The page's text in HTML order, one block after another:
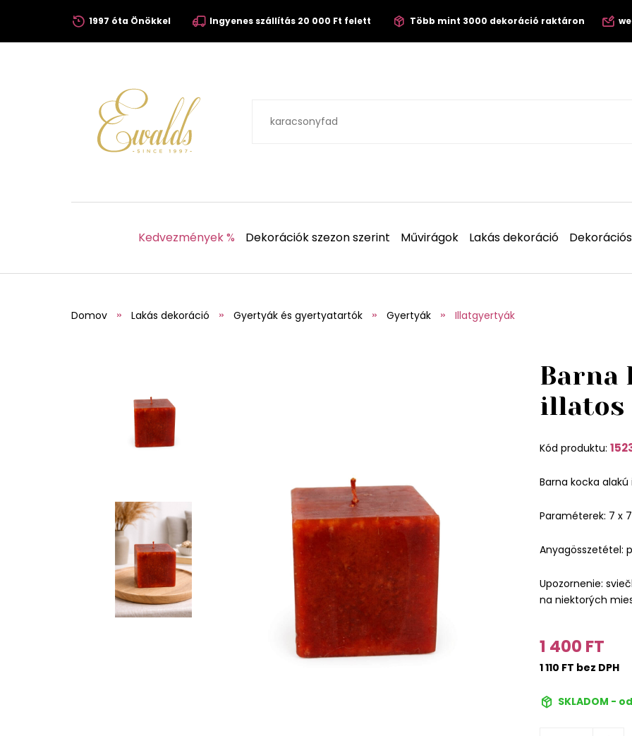
1997 óta Önökkel Ingyenes szállítás 20 000 Ft felett Több mint 3000 dekoráció raktáron
Kedvezmények % Dekorációk szezon szerint Művirágok Lakás dekoráció
Domov Lakás dekoráció Gyertyák és gyertyatartók Gyertyák Illatgyertyák
Barna
illatos
Kód produktu:
Barna kocka
Paraméterek: 7 x
Anyagösszetétel:
Upozornenie:
na niektorých
1 400 FT
1 110 FT bez DPH
SKLADOM -